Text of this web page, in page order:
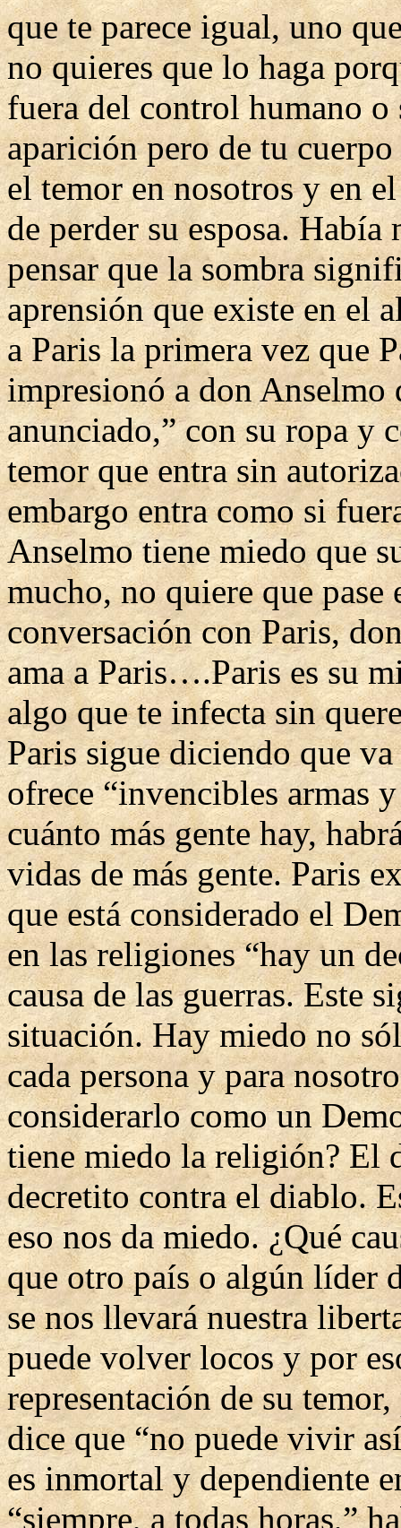
que te parece igual, uno
no quieres que lo haga
fuera del control humano o
aparición pero de tu
el temor en nosotros y en
de perder su esposa.
pensar que la sombra
aprensión que existe en el
a Paris la primera vez que
impresionó a don Anselmo
anunciado,” con su ropa y
temor que entra sin
embargo entra como si
Anselmo tiene miedo que
mucho, no quiere que pase
conversación con Paris,
ama a Paris….Paris es su
algo que te infecta sin
Paris sigue diciendo que
ofrece “invencibles armas
cuánto más gente hay,
vidas de más gente. Paris
que está considerado el
en las religiones “hay un
causa de las guerras. Este
situación. Hay miedo no
cada persona y para
considerarlo como un
tiene miedo la religión? El
decretito contra el diablo.
eso nos da miedo. ¿Qué
que otro país o algún líder
se nos llevará nuestra
puede volver locos y por
representación de su
dice que “no puede vivir
es inmortal y dependiente
“siempre, a todas horas,”